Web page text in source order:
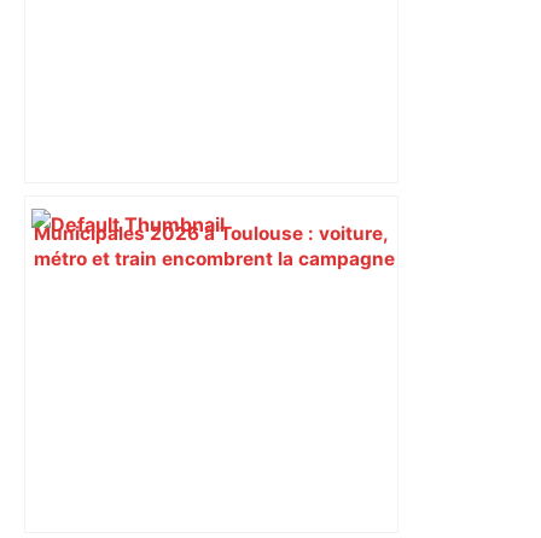
Municipales 2026 à Toulouse : voiture,
métro et train encombrent la campagne